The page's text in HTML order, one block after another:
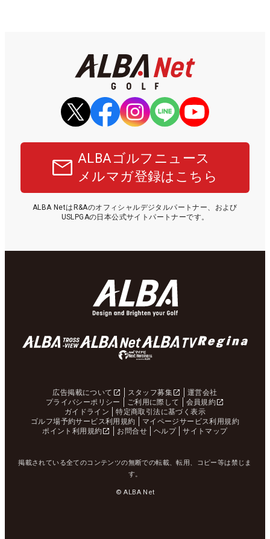
ALBAゴルフニュース
メルマガ登録はこちら
ALBA NetはR&Aのオフィシャルデジタルパートナー、および
USLPGAの日本公式サイトパートナーです。
広告掲載について スタッフ募集
運営会社
プライバシーポリシー
ご利用に際して
会員規約
ガイドライン
特定商取引法に基づく表示
ゴルフ場予約サービス利用規約
マイページサービス利用規約
ポイント利用規約
お問合せ ヘルプ サイトマップ
掲載されている全てのコンテンツの無断での転載、転用、コピー等は禁じま
す。
© ALBA Net